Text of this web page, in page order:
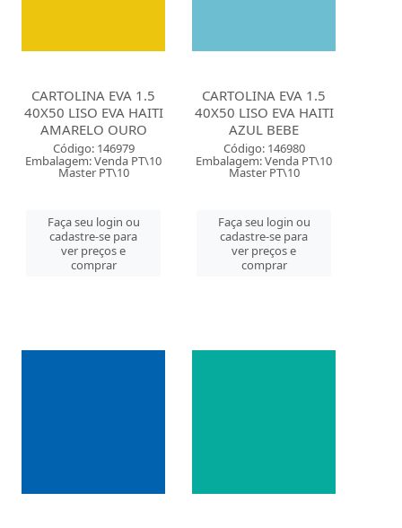
CARTOLINA EVA 1.5
40X50 LISO EVA HAITI
AMARELO OURO
Código: 146979
Embalagem: Venda PT\10
Master PT\10
Faça seu login ou
cadastre-se para
ver preços e
comprar
CARTOLINA EVA 1.5
40X50 LISO EVA HAITI
AZUL BEBE
Código: 146980
Embalagem: Venda PT\10
Master PT\10
Faça seu login ou
cadastre-se para
ver preços e
comprar